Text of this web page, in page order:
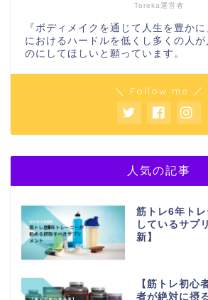
Toreka運営者
『ボディメイクを通じて人生を豊か
におけるハードルを低くし多くの人
のにしてほしいと願っています。
＼ Follow me ／
人気の記事
筋トレ6年ト
しているサプ
新】
【筋トレ初心
者が絶対に摂